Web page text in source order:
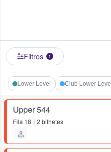
Filtros 1
Lower Level Club Lower Level
Upper 544
Fila 18 2 bilhetes